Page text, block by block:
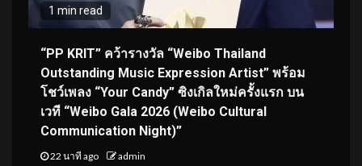
1 min read
“PP KRIT” คว้ารางวัล “Weibo Thailand
Outstanding Music Expression Artist” พร้อม
โชว์เพลง “Your Candy” ซิงเกิลใหม่ครั้งแรก บน
เวที “Weibo Gala 2026 (Weibo Cultural
Communication Night)”
22 นาที ago admin